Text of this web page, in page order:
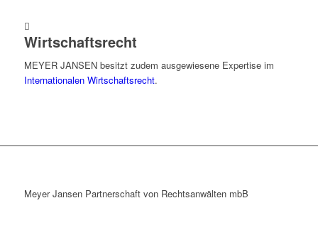
Wirtschaftsrecht
MEYER JANSEN besitzt zudem ausgewiesene Expertise im
Internationalen Wirtschaftsrecht.
Meyer Jansen Partnerschaft von Rechtsanwälten mbB